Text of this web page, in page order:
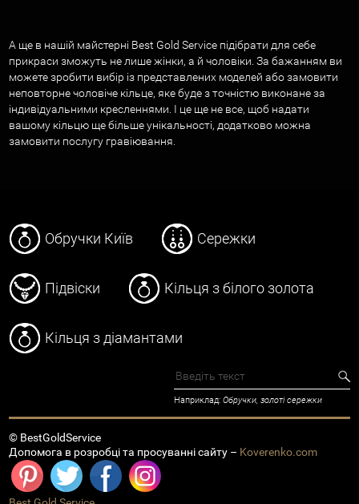
А ще в нашій майстерні Best Gold Service підібрати для себе
прикраси зможуть не лише жінки, а й чоловіки. За бажанням ви
можете зробити вибір із представлених моделей або замовити
неповторне чоловіче кільце, яке буде з точністю виконане за
індивідуальними кресленнями. І це ще не все, щоб надати
вашому кільцю ще більше унікальності, додатково можна
замовити послугу гравіювання.
Обручки Київ Сережки
Підвіски Кільця з білого золота
Кільця з діамантами
Наприклад:Обручки, золоті сережки
© BestGoldService
Допомога в розробці та просуванні сайту – Koverenko.com